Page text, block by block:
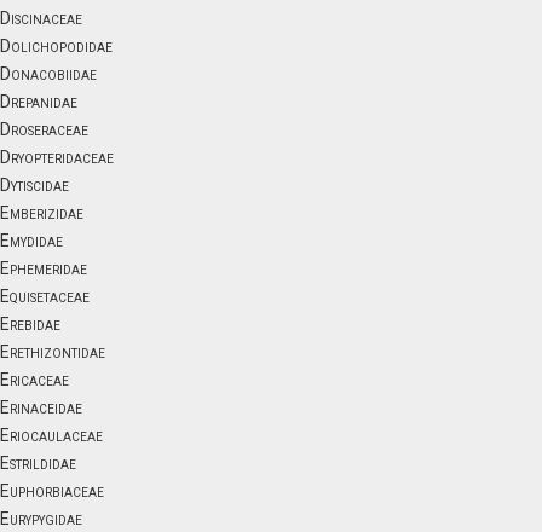
Discinaceae
Dolichopodidae
Donacobiidae
Drepanidae
Droseraceae
Dryopteridaceae
Dytiscidae
Emberizidae
Emydidae
Ephemeridae
Equisetaceae
Erebidae
Erethizontidae
Ericaceae
Erinaceidae
Eriocaulaceae
Estrildidae
Euphorbiaceae
Eurypygidae